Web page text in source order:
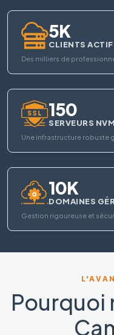
5K
CLIENTS
Des milliers de
150
SERVEURS
Une infrastructure robuste
10K
DOMAINES
Gestion rigoureuse et
Pourquoi